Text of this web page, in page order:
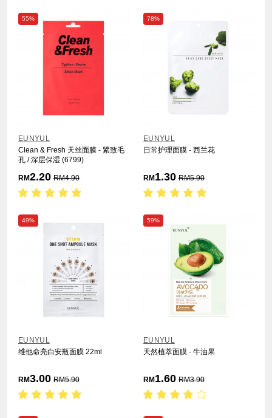
55%
EUNYUL
Clean & Fresh 天丝面膜 - 紧致毛
孔 / 深层保湿 (6799)
RM2.20 RM4.90
78%
EUNYUL
日常护理面膜 - 西兰花
RM 1.30 RM5.90
49%
EUNYUL
维他命亮白安瓶面膜 22ml
RM3.00 RM5.90
59%
EUNYUL
天然植萃面膜 - 牛油果
RM 1.60 RM3.90